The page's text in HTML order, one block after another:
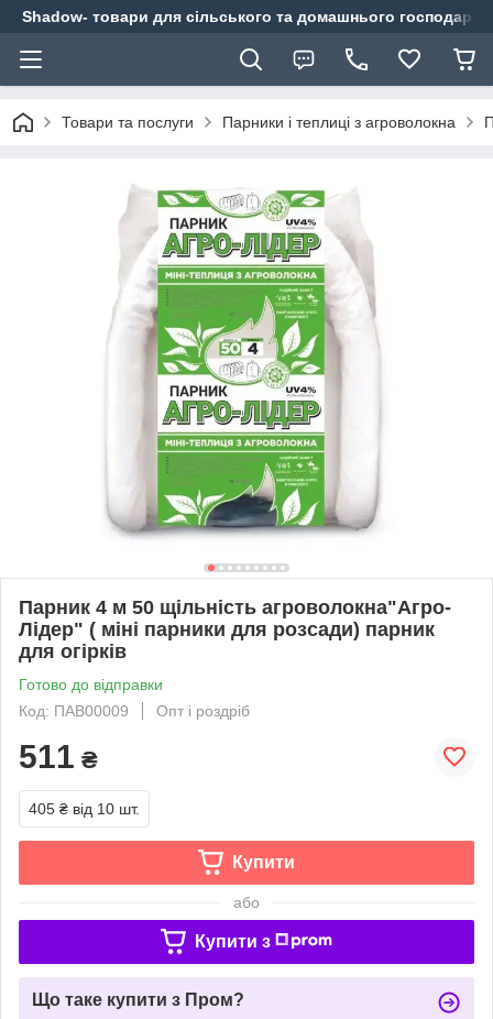
Shadow- товари для сільського та домашнього
Товари та послуги Парники і теплиці з агроволокна
Парник 4 м 50 щільність агроволокна"Агро-
Лідер" ( міні парники для розсади) парник
для огірків
Готово до відправки
Код: ПАВ00009
Опт і роздріб
511 ₴
405 ₴ від 10 шт.
Купити
або
Купити з
Що таке купити з Пром?